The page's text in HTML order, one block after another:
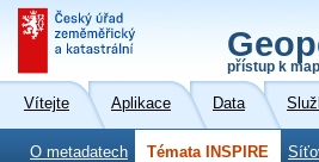
přístup k
Vítejte Aplikace Data
O metadatech Témata INSPIRE